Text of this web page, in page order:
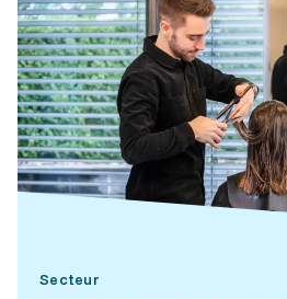
Secteur